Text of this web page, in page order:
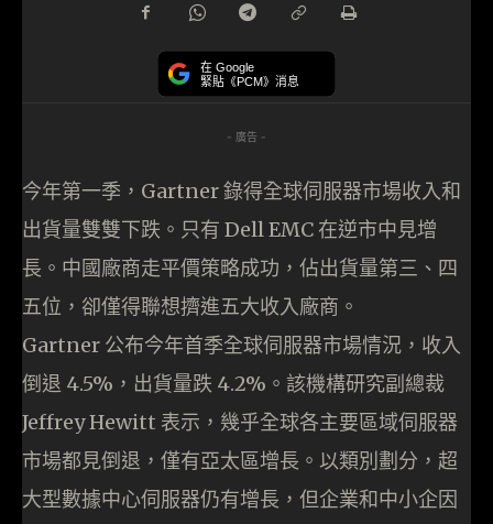
在 Google
緊貼《PCM》消息
- 廣告 -
今年第一季，Gartner 錄得全球伺服器市場收入和
出貨量雙雙下跌。只有 Dell EMC 在逆市中見增
長。中國廠商走平價策略成功，佔出貨量第三、四
五位，卻僅得聯想擠進五大收入廠商。
Gartner 公布今年首季全球伺服器市場情況，收入
倒退 4.5%，出貨量跌 4.2%。該機構研究副總裁
Jeffrey Hewitt 表示，幾乎全球各主要區域伺服器
市場都見倒退，僅有亞太區增長。以類別劃分，超
大型數據中心伺服器仍有增長，但企業和中小企因